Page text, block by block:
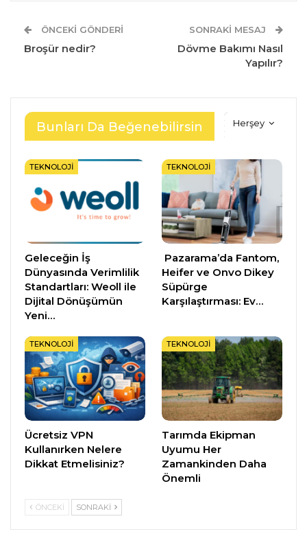
ÖNCEKI GÖNDERI
Broşür nedir?
SONRAKI MESAJ
Dövme Bakımı Nasıl
Yapılır?
Herşey
Bunları Da Beğenebilirsin
TEKNOLOJI
Geleceğin İş
Dünyasında Verimlilik
Standartları: Weoll ile
Dijital Dönüşümün
Yeni…
TEKNOLOJI
Pazarama’da Fantom,
Heifer ve Onvo Dikey
Süpürge
Karşılaştırması: Ev…
TEKNOLOJI
Ücretsiz VPN
Kullanırken Nelere
Dikkat Etmelisiniz?
TEKNOLOJI
Tarımda Ekipman
Uyumu Her
Zamankinden Daha
Önemli
ÖNCEKI SONRAKI